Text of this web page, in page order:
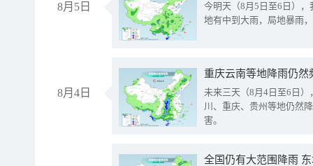
8月5日
今明天（8月5日至6日）
地有中到大雨，局地暴雨
8月4日
重庆云南等地降雨仍然
未来三天（8月4日至6日
川、重庆、贵州等地仍然
害。
全国仍有大范围降雨